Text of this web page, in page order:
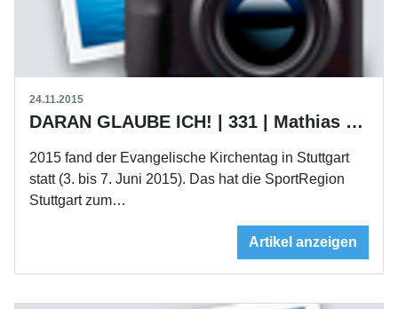
24.11.2015
DARAN GLAUBE ICH! | 331 | Mathias Schmid
2015 fand der Evangelische Kirchentag in Stuttgart
statt (3. bis 7. Juni 2015). Das hat die SportRegion
Stuttgart zum…
Artikel anzeigen